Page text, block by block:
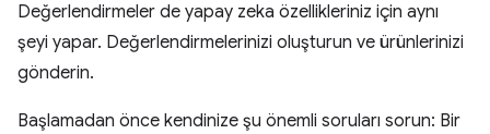
Değerlendirmeler de yapay zeka özellikleriniz için aynı
şeyi yapar. Değerlendirmelerinizi oluşturun ve ürünlerinizi
gönderin.
Başlamadan önce kendinize şu önemli soruları sorun: Bir